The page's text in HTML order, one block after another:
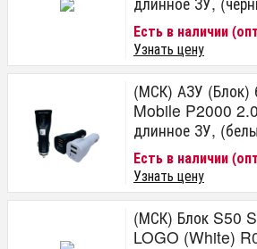
Есть в наличии
Узнать цену
(МСК) АЗУ (Блок)
Mobile P2000
длинное ЗУ,
Есть в наличии
Узнать цену
(МСК) Блок S50
LOGO (White)